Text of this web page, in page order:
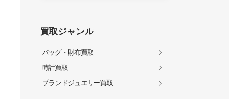
買取ジャンル
バッグ・財布買取
時計買取
ブランドジュエリー買取